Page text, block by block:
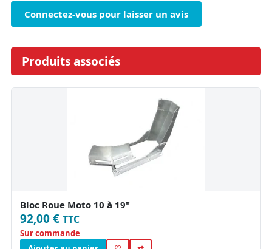
Connectez-vous pour laisser un avis
Produits associés
Bloc Roue Moto 10 à 19"
92,00 € TTC
Sur commande